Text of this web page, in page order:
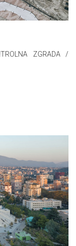
ZGRADA /